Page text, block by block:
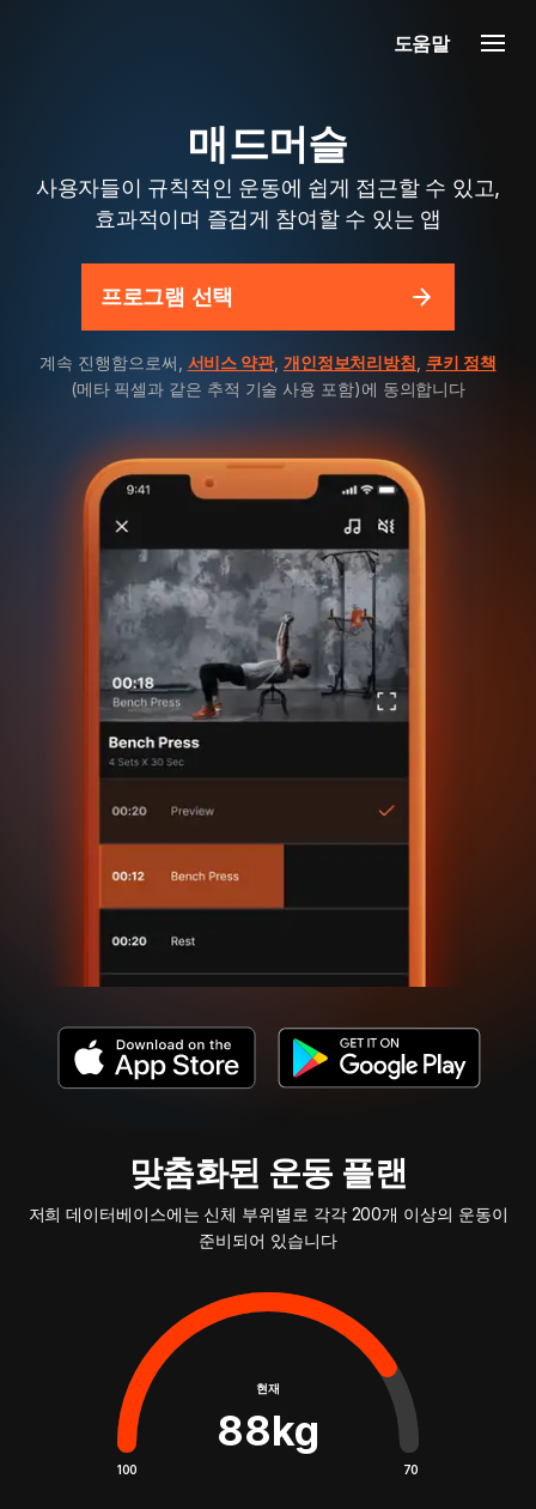
도움말
매드머슬
사용자들이 규칙적인 운동에 쉽게 접근할 수 있고,
효과적이며 즐겁게 참여할 수 있는 앱
프로그램 선택
계속 진행함으로써, 서비스 약관, 개인정보처리방침 쿠키 정책
(메타 픽셀과 같은 추적 기술 사용 포함)에 동의합니다
맞춤화된 운동 플랜
저희 데이터베이스에는 신체 부위별로 각각 200개 이상의 운동이
준비되어 있습니다
현재
88kg
100 70